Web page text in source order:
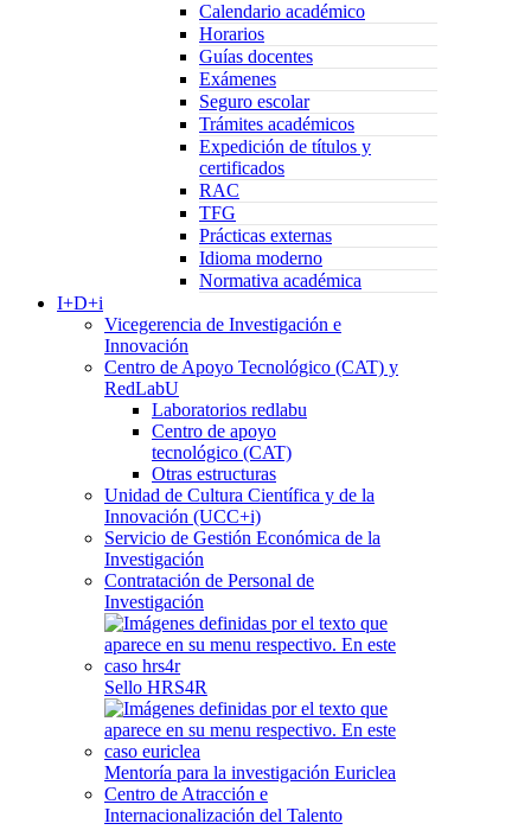
Calendario académico
Horarios
Guías docentes
Exámenes
Seguro escolar
Trámites académicos
Expedición de títulos y
certificados
RAC
TFG
Prácticas externas
Idioma moderno
Normativa académica
I+D+i
Vicegerencia de Investigación e
Innovación
Centro de Apoyo Tecnológico (CAT) y
RedLabU
Laboratorios redlabu
Centro de apoyo
tecnológico (CAT)
Otras estructuras
Unidad de Cultura Científica y de la
Innovación (UCC+i)
Servicio de Gestión Económica de la
Investigación
Contratación de Personal de
Investigación
Sello HRS4R
Mentoría para la investigación Euriclea
Centro de Atracción e
Internacionalización del Talento